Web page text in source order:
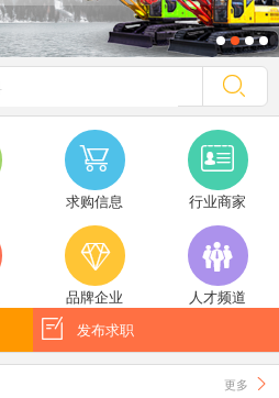

求购信息

行业商家

品牌企业

人才频道
 发布求职
更多 